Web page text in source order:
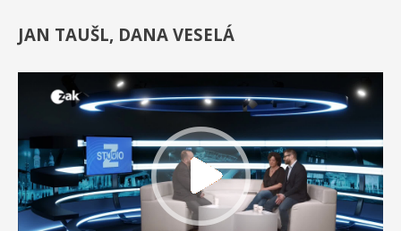
JAN TAUŠL, DANA VESELÁ